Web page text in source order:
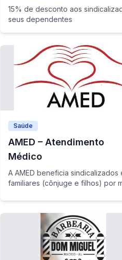
15% de desconto aos
seus dependentes
Saúde
AMED – Atendimento
Médico
A AMED beneficia sindicalizados
familiares (cônjuge e filhos) por